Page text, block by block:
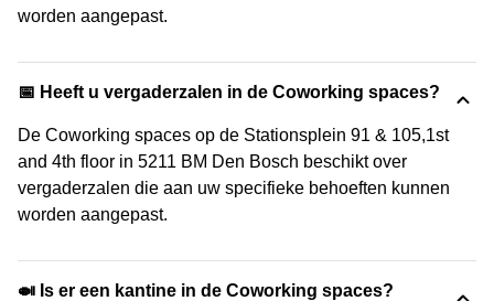
worden aangepast.
📅 Heeft u vergaderzalen in de Coworking spaces?
De Coworking spaces op de Stationsplein 91 & 105,1st
and 4th floor in 5211 BM Den Bosch beschikt over
vergaderzalen die aan uw specifieke behoeften kunnen
worden aangepast.
🍛 Is er een kantine in de Coworking spaces?